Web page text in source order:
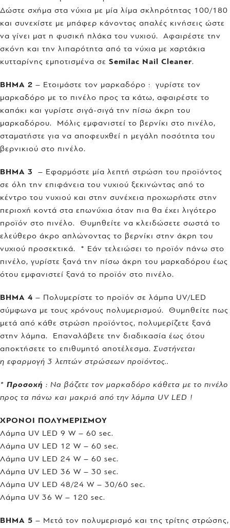
Δώστε σχήμα στα νύχια με μία λίμα σκληρότητας 100/180
και συνεχίστε με μπάφερ κάνοντας απαλές κινήσεις ώστε
να γίνει ματ η φυσική πλάκα του νυχιού. Αφαιρέστε την
σκόνη και την λιπαρότητα από τα νύχια με χαρτάκια
κυτταρίνης εμποτισμένα σε Semilac Nail Cleaner.
ΒΗΜΑ 2 – Ετοιμάστε τον μαρκαδόρο : γυρίστε τον
μαρκαδόρο με το πινέλο προς τα κάτω, αφαιρέστε το
καπάκι και γυρίστε σιγά-σιγά την πίσω άκρη του
μαρκαδόρου. Μόλις εμφανιστεί το βερνίκι στο πινέλο,
σταματήστε για να αποφευχθεί η μεγάλη ποσότητα του
βερνικιού στο πινέλο.
ΒΗΜΑ 3
– Εφαρμόστε μία λεπτή στρώση του προϊόντος
σε όλη την επιφάνεια του νυχιού ξεκινώντας από το
κέντρο του νυχιού και στην συνέχεια προχωρήστε στην
περιοχή κοντά στα επωνύχια όταν πια θα έχει λιγότερο
προϊόν στο πινέλο. Θυμηθείτε να κλειδώσετε σωστά το
ελεύθερο άκρο απλώνοντας το βερνίκι στην άκρη του
νυχιού προσεκτικά. * Εάν τελειώσει το προϊόν πάνω στο
πινέλο, γυρίστε ξανά την πίσω άκρη του μαρκαδόρου έως
ότου εμφανιστεί ξανά το προϊόν στο πινέλο.
ΒΗΜΑ 4 – Πολυμερίστε το προϊόν σε λάμπα UV/LED
σύμφωνα με τους χρόνους πολυμερισμού. Θυμηθείτε πως
μετά από κάθε στρώση προϊόντος, πολυμερίζετε ξανά
στην λάμπα. Επαναλάβετε την διαδικασία έως ότου
αποκτήσετε το επιθυμητό αποτέλεσμα. Συστήνεται
η εφαρμογή 3 λεπτών στρώσεων προϊόντος..
* Προσοχή : Να βάζετε τον μαρκαδόρο κάθετα με το πινέλο
προς τα πάνω και μακριά από την λάμπα UV LED !
ΧΡΟΝΟΙ ΠΟΛΥΜΕΡΙΣΜΟΥ
Λάμπα UV LED 9 W – 60 sec.
Λάμπα UV LED 12 W – 60 sec.
Λάμπα UV LED 24 W – 60 sec.
Λάμπα UV LED 36 W – 30 sec.
Λάμπα UV LED 48/24 W – 30/60 sec.
Λάμπα UV 36 W – 120 sec.
ΒΗΜΑ 5 – Μετά τον πολυμερισμό και της τρίτης στρώσης,